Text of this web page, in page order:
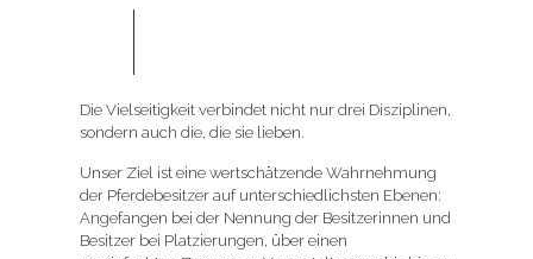
Die Vielseitigkeit verbindet nicht nur drei Disziplinen,
sondern auch die, die sie lieben.
Unser Ziel ist eine wertschätzende Wahrnehmung
der Pferdebesitzer auf unterschiedlichsten Ebenen:
Angefangen bei der Nennung der Besitzerinnen und
Besitzer bei Platzierungen, über einen